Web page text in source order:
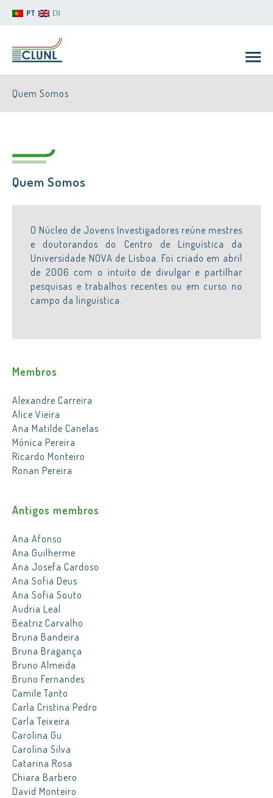
PT EN
CLUNL
Quem Somos
Quem Somos
O Núcleo de Jovens Investigadores reúne mestres
e doutorandos do Centro de Linguística da
Universidade NOVA de Lisboa. Foi criado em abril
de 2006 com o intuito de divulgar e partilhar
pesquisas e trabalhos recentes ou em curso no
campo da linguística.
Membros
Alexandre Carreira
Alice Vieira
Ana Matilde Canelas
Mónica Pereira
Ricardo Monteiro
Ronan Pereira
Antigos membros
Ana Afonso
Ana Guilherme
Ana Josefa Cardoso
Ana Sofia Deus
Ana Sofia Souto
Audria Leal
Beatriz Carvalho
Bruna Bandeira
Bruna Bragança
Bruno Almeida
Bruno Fernandes
Camile Tanto
Carla Cristina Pedro
Carla Teixeira
Carolina Gu
Carolina Silva
Catarina Rosa
Chiara Barbero
David Monteiro